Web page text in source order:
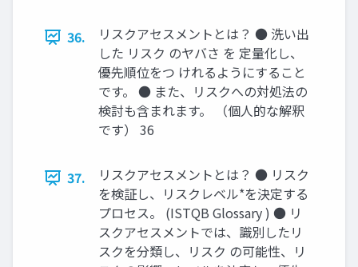
36.
リスクアセスメントとは？ ● 洗い出
した リスク のヤバさ を 定量化し、
優先順位をつ けれるようにすること
です。 ● また、リスクへの対処法の
検討も含まれます。 （個人的な解釈
です） 36
37.
リスクアセスメントとは？ ● リスク
を検証し、リスクレベル*を決定する
プロセス。 (ISTQB Glossary ) ● リ
スクアセスメントでは、識別したリ
スクを分類し、リスク の可能性、リ